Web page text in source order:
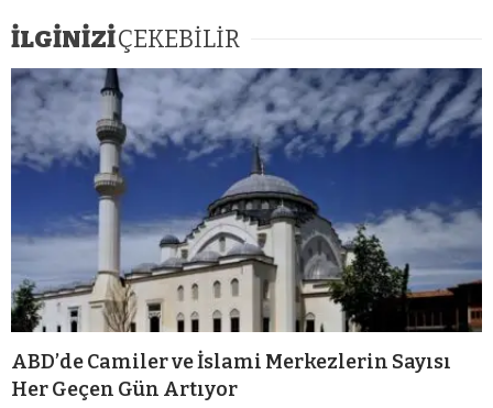
İLGİNİZİÇEKEBİLİR
ABD’de Camiler ve İslami Merkezlerin Sayısı
Her Geçen Gün Artıyor